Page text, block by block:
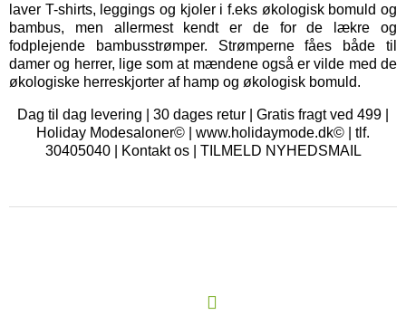
laver T-shirts, leggings og kjoler i f.eks økologisk bomuld og
bambus, men allermest kendt er de for de lækre og
fodplejende bambusstrømper. Strømperne fåes både til
damer og herrer, lige som at mændene også er vilde med de
økologiske herreskjorter af hamp og økologisk bomuld.
Dag til dag levering | 30 dages retur | Gratis fragt ved 499 |
Holiday Modesaloner© | www.holidaymode.dk© | tlf.
30405040 |
Kontakt os| TILMELD NYHEDSMAIL